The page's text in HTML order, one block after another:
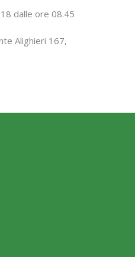
dalle ore 08.45
Alighieri 167,